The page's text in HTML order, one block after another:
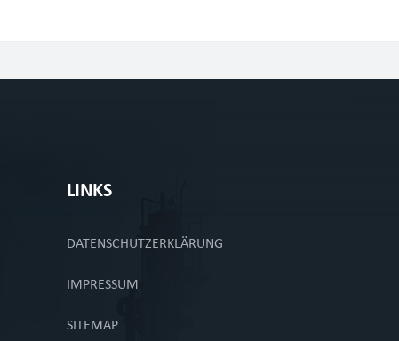
LINKS
DATENSCHUTZERKLÄRUNG
IMPRESSUM
SITEMAP